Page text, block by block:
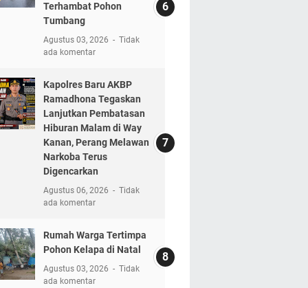
Terhambat Pohon
Tumbang
Agustus 03, 2026
Tidak
ada komentar
Kapolres Baru AKBP
Ramadhona Tegaskan
Lanjutkan Pembatasan
Hiburan Malam di Way
Kanan, Perang Melawan
Narkoba Terus
Digencarkan
Agustus 06, 2026
Tidak
ada komentar
Rumah Warga Tertimpa
Pohon Kelapa di Natal
Agustus 03, 2026
Tidak
ada komentar